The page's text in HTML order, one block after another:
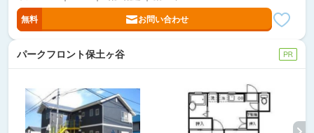
無料 お問い合わせ
パークフロント保土ヶ谷